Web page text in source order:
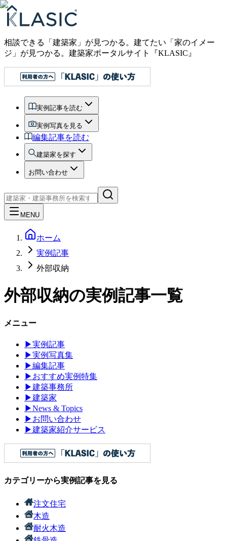
相談できる「建築家」が見つかる。建てたい「家のイメー
ジ」が見つかる。 建築家ポータルサイト『KLASIC』
実例記事を読む
実例写真を見る
編集記事を読む
建築家を探す
お問い合わせ
MENU
ホーム
実例記事
外部収納
外部収納の実例記事一覧
メニュー
▶実例記事
▶実例写真集
▶編集記事
▶ おすすめ実例特集
▶建築事務所
▶建築家
▶News & Topics
▶ お問い合わせ
▶建築家紹介サービス
カテゴリーから実例記事を見る
注文住宅
木造
耐火木造